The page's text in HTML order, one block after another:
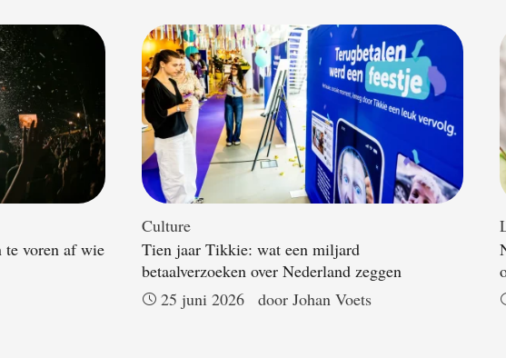
te voren af wie
Culture
Tien jaar Tikkie: wat een miljard
betaalverzoeken over Nederland zeggen
25 juni 2026
door Johan Voets